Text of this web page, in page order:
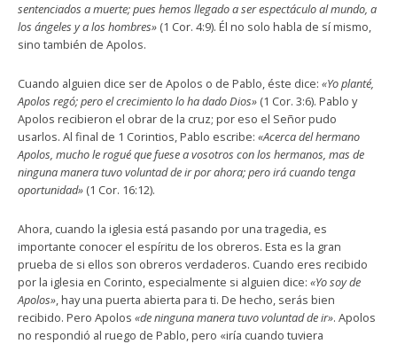
sentenciados a muerte; pues hemos llegado a ser espectáculo al mundo, a
los ángeles y a los hombres» (1 Cor. 4:9). Él no solo habla de sí mismo,
sino también de Apolos.
Cuando alguien dice ser de Apolos o de Pablo, éste dice: «Yo planté,
Apolos regó; pero el crecimiento lo ha dado Dios» (1 Cor. 3:6). Pablo y
Apolos recibieron el obrar de la cruz; por eso el Señor pudo
usarlos. Al final de 1 Corintios, Pablo escribe: «Acerca del hermano
Apolos, mucho le rogué que fuese a vosotros con los hermanos, mas de
ninguna manera tuvo voluntad de ir por ahora; pero irá cuando tenga
oportunidad» (1 Cor. 16:12).
Ahora, cuando la iglesia está pasando por una tragedia, es
importante conocer el espíritu de los obreros. Esta es la gran
prueba de si ellos son obreros verdaderos. Cuando eres recibido
por la iglesia en Corinto, especialmente si alguien dice: «Yo soy de
Apolos», hay una puerta abierta para ti. De hecho, serás bien
recibido. Pero Apolos «de ninguna manera tuvo voluntad de ir». Apolos
no respondió al ruego de Pablo, pero «iría cuando tuviera